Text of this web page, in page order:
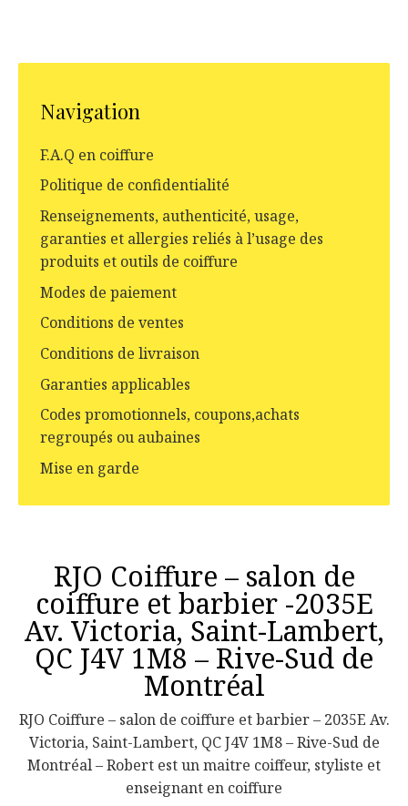
Navigation
F.A.Q en coiffure
Politique de confidentialité
Renseignements, authenticité, usage,
garanties et allergies reliés à l’usage des
produits et outils de coiffure
Modes de paiement
Conditions de ventes
Conditions de livraison
Garanties applicables
Codes promotionnels, coupons,achats
regroupés ou aubaines
Mise en garde
RJO Coiffure – salon de
coiffure et barbier -2035E
Av. Victoria, Saint-Lambert,
QC J4V 1M8 – Rive-Sud de
Montréal
RJO Coiffure – salon de coiffure et barbier – 2035E Av.
Victoria, Saint-Lambert, QC J4V 1M8 – Rive-Sud de
Montréal – Robert est un maitre coiffeur, styliste et
enseignant en coiffure